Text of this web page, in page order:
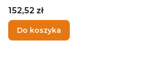
Cena
152,52 zł
Do koszyka